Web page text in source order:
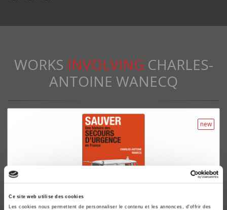
Ce site web utilise des cookies
Les cookies nous permettent de personnaliser le contenu et les annonces, d'offrir des
WORKS INVOLVING CHARLES-
ANTOINE WANECQ
new